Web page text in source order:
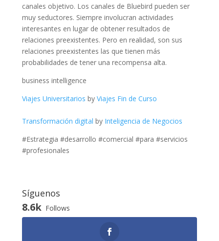
canales objetivo. Los canales de Bluebird pueden ser
muy seductores. Siempre involucran actividades
interesantes en lugar de obtener resultados de
relaciones preexistentes. Pero en realidad, son sus
relaciones preexistentes las que tienen más
probabilidades de tener una recompensa alta.
business intelligence
Viajes Universitarios by Viajes Fin de Curso
Transformación digital by Inteligencia de Negocios
#Estrategia #desarrollo #comercial #para #servicios
#profesionales
Síguenos
8.6k Follows